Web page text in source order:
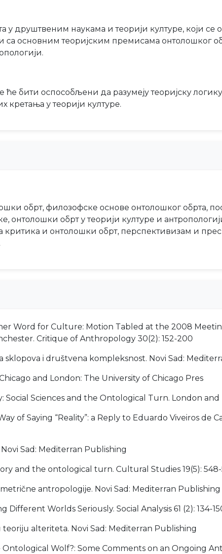
друштвеним наукама и теорији културе, који се
са основним теоријским премисама онтолошког
бити оспособљени да разумеју теоријску
кретања у теорији културе.
обрт, филозофске основе онтолошког обрта,
онтолошки обрт у теорији културе и
критика и онтолошки обрт, перспективизам и
Word for Culture: Motion Tabled at the 2008
Critique of Anthropology 30(2): 152-200
sklopova i društvena kompleksnost. Novi Sad:
and London: The University of Chicago Pres
Social Sciences and the Ontological Turn. London
of Saying “Reality”: a Reply to Eduardo Viveiros de
Sad: Mediterran Publishing
and the ontological turn. Cultural Studies 19(5): 548-
antropologije. Novi Sad: Mediterran Publishing
Worlds Seriously. Social Analysis 61 (2): 134-
alteriteta. Novi Sad: Mediterran Publishing
Ontological Wolf?: Some Comments on an Ongoing